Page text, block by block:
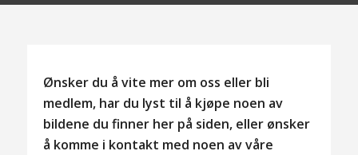
Ønsker du å vite mer om oss eller bli
medlem, har du lyst til å kjøpe noen av
bildene du finner her på siden, eller ønsker
å komme i kontakt med noen av våre